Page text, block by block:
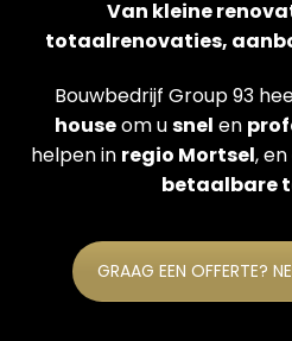
Van kleine
totaalrenovaties,
Bouwbedrijf Group 93
houseom usnel en
helpen in regio Mortsel,
betaalbare
GRAAG EEN OFFERTE?